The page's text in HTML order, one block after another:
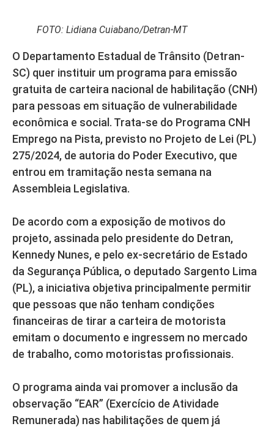
FOTO: Lidiana Cuiabano/Detran-MT
O Departamento Estadual de Trânsito (Detran-
SC) quer instituir um programa para emissão
gratuita de carteira nacional de habilitação (CNH)
para pessoas em situação de vulnerabilidade
econômica e social. Trata-se do Programa CNH
Emprego na Pista, previsto no Projeto de Lei (PL)
275/2024, de autoria do Poder Executivo, que
entrou em tramitação nesta semana na
Assembleia Legislativa.
De acordo com a exposição de motivos do
projeto, assinada pelo presidente do Detran,
Kennedy Nunes, e pelo ex-secretário de Estado
da Segurança Pública, o deputado Sargento Lima
(PL), a iniciativa objetiva principalmente permitir
que pessoas que não tenham condições
financeiras de tirar a carteira de motorista
emitam o documento e ingressem no mercado
de trabalho, como motoristas profissionais.
O programa ainda vai promover a inclusão da
observação “EAR” (Exercício de Atividade
Remunerada) nas habilitações de quem já